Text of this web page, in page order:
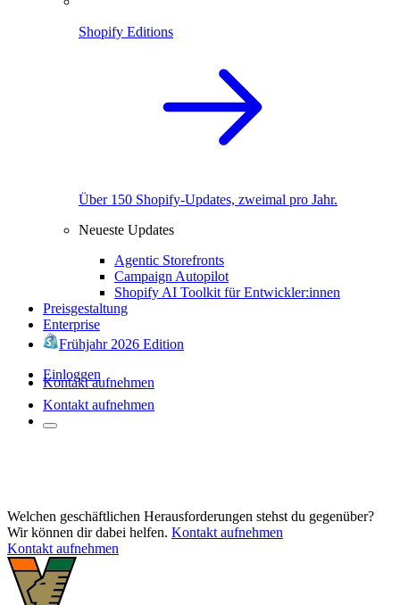
Shopify Editions
Über 150 Shopify-Updates, zweimal pro Jahr.
Neueste Updates
Agentic Storefronts
Campaign Autopilot
Shopify AI Toolkit für Entwickler:innen
Preisgestaltung
Enterprise
Frühjahr 2026 Edition
Einloggen
Kontakt aufnehmen
Kontakt aufnehmen
Welchen geschäftlichen Herausforderungen stehst du gegenüber?
Wir können dir dabei helfen. Kontakt aufnehmen
Kontakt aufnehmen